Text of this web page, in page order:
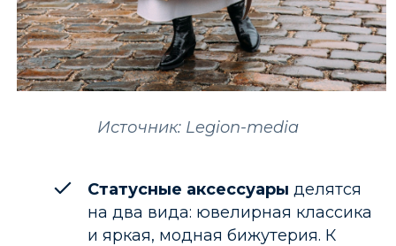
Источник: Legion-media
Статусные аксессуары делятся
на два вида: ювелирная классика
и яркая, модная бижутерия. К